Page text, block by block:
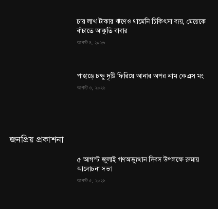
চার লাখ টাকার ঋণেও থামেনি চিকিৎসা ব্যয়, মেয়েকে
বাঁচাতে আকুতি বাবার
আগস্ট ৪, ২০২৬
পাহাড়ে চক্ষু দৃষ্টি ফিরিয়ে আনার অপর নাম কেএস মং
আগস্ট ৩, ২০২৬
জনপ্রিয় প্রকাশনা
৫ আগস্ট জুলাই গণঅভ্যুত্থান দিবস উপলক্ষে রুমায়
আলোচনা সভা
আগস্ট ৫, ২০২৬